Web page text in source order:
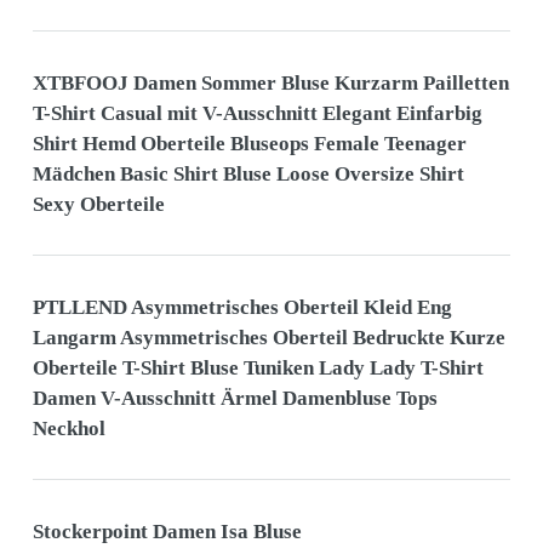
XTBFOOJ Damen Sommer Bluse Kurzarm Pailletten
T-Shirt Casual mit V-Ausschnitt Elegant Einfarbig
Shirt Hemd Oberteile Bluseops Female Teenager
Mädchen Basic Shirt Bluse Loose Oversize Shirt
Sexy Oberteile
PTLLEND Asymmetrisches Oberteil Kleid Eng
Langarm Asymmetrisches Oberteil Bedruckte Kurze
Oberteile T-Shirt Bluse Tuniken Lady Lady T-Shirt
Damen V-Ausschnitt Ärmel Damenbluse Tops
Neckhol
Stockerpoint Damen Isa Bluse